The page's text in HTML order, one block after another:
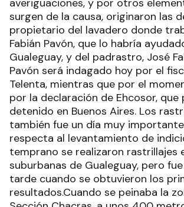
averiguaciones, y por otros
surgen de la causa, originaron las
propietario del lavadero donde
Fabián Pavón, que lo habría
Gualeguay, y del padrastro, José
Pavón será indagado hoy por el
Telenta, mientras que por el
por la declaración de Ehcosor, que
detenido en Buenos Aires. Los
también fue un día muy
respecta al levantamiento de
temprano se realizaron rastrillajes
suburbanas de Gualeguay, pero
tarde cuando se obtuvieron los
resultados.Cuando se peinaba la